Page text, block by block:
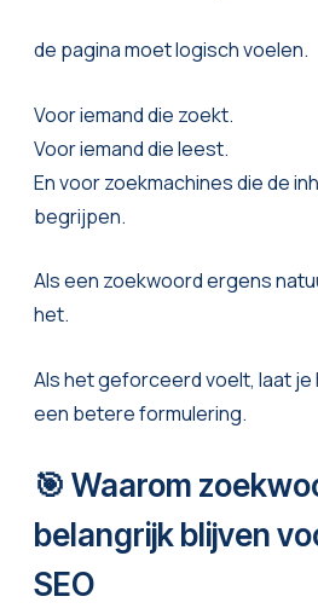
de pagina moet logisch voelen.
Voor iemand die zoekt.
Voor iemand die leest.
En voor zoekmachines die de
begrijpen.
Als een zoekwoord ergens
het.
Als het geforceerd voelt, laat je
een betere formulering.
🎯 Waarom
belangrijk blijven
SEO